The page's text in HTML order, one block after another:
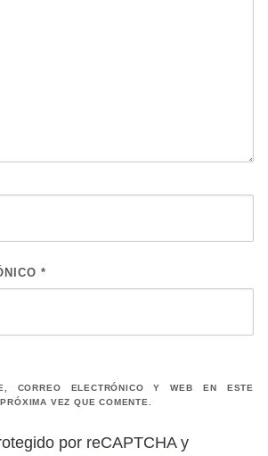
*
CORREO ELECTRÓNICO Y WEB EN ESTE
VEZ QUE COMENTE.
por reCAPTCHA y